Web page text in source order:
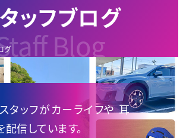
Blog
ッフブログ
グ
タッフがカーライフや耳
信しています。